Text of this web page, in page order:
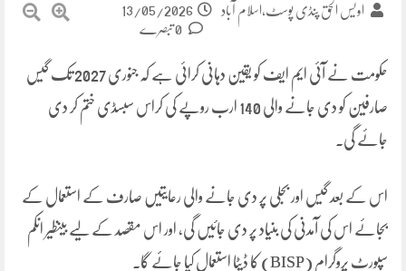
اویس الحق پنڈی پوسٹ،اسلام آباد
13/05/2026
حکومت نے آئی ایم ایف کو یقین دہانی کرائی ہے کہ جنوری 2027 تک گیس
صارفین کو دی جانے والی 140 ارب روپے کی کراس سبسڈی ختم کر دی
جائے گی۔
اس کے بعد گیس اور بجلی پر دی جانے والی رعایتیں صارف کے استعمال کے
بجائے اس کی آمدنی کی بنیاد پر دی جائیں گی، اور اس مقصد کے لیے بینظیر انکم
سپورٹ پروگرام (BISP) کا ڈیٹا استعمال کیا جائے گا۔